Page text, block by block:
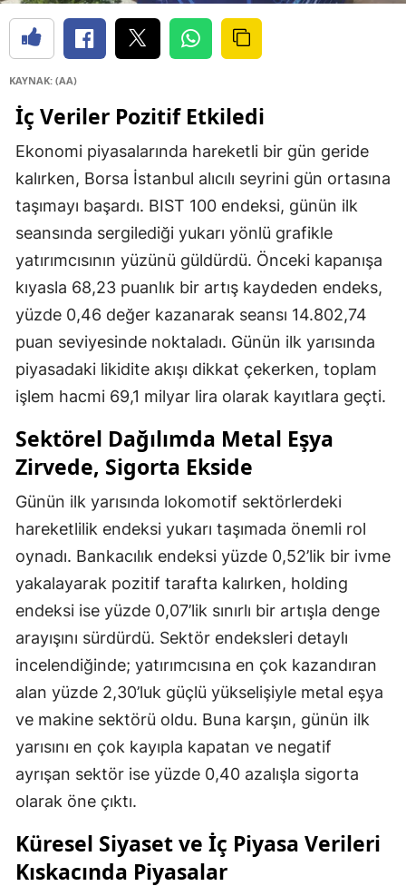
KAYNAK: (AA)
İç Veriler Pozitif Etkiledi
Ekonomi piyasalarında hareketli bir gün geride
kalırken, Borsa İstanbul alıcılı seyrini gün ortasına
taşımayı başardı. BIST 100 endeksi, günün ilk
seansında sergilediği yukarı yönlü grafikle
yatırımcısının yüzünü güldürdü. Önceki kapanışa
kıyasla 68,23 puanlık bir artış kaydeden endeks,
yüzde 0,46 değer kazanarak seansı 14.802,74
puan seviyesinde noktaladı. Günün ilk yarısında
piyasadaki likidite akışı dikkat çekerken, toplam
işlem hacmi 69,1 milyar lira olarak kayıtlara geçti.
Sektörel Dağılımda Metal Eşya
Zirvede, Sigorta Ekside
Günün ilk yarısında lokomotif sektörlerdeki
hareketlilik endeksi yukarı taşımada önemli rol
oynadı. Bankacılık endeksi yüzde 0,52’lik bir ivme
yakalayarak pozitif tarafta kalırken, holding
endeksi ise yüzde 0,07’lik sınırlı bir artışla denge
arayışını sürdürdü. Sektör endeksleri detaylı
incelendiğinde; yatırımcısına en çok kazandıran
alan yüzde 2,30’luk güçlü yükselişiyle metal eşya
ve makine sektörü oldu. Buna karşın, günün ilk
yarısını en çok kayıpla kapatan ve negatif
ayrışan sektör ise yüzde 0,40 azalışla sigorta
olarak öne çıktı.
Küresel Siyaset ve İç Piyasa Verileri
Kıskacında Piyasalar